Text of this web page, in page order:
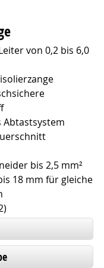
von 0,2 bis 6,0
Abtastsystem
bis 2,5 mm²
18 mm für gleiche